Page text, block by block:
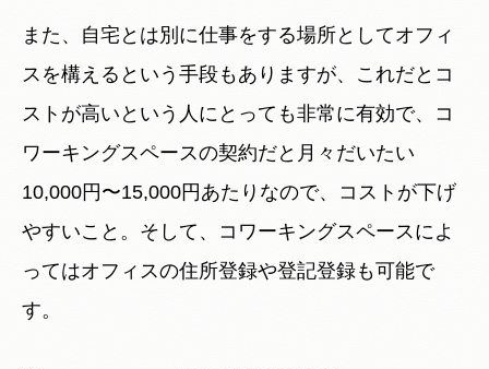
また、自宅とは別に仕事をする場所としてオフィ
スを構えるという手段もありますが、これだとコ
ストが高いという人にとっても非常に有効で、コ
ワーキングスペースの契約だと月々だいたい
10,000円〜15,000円あたりなので、コストが下げ
やすいこと。そして、コワーキングスペースによ
ってはオフィスの住所登録や登記登録も可能で
す。